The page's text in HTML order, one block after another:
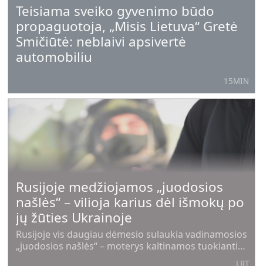
Teisiama sveiko gyvenimo būdo
propaguotoja, „Misis Lietuva“ Gretė
Smičiūtė: neblaivi apsivertė
automobiliu
15MIN
Rusijoje medžiojamos „juodosios
našlės“ – vilioja karius dėl išmokų po
jų žūties Ukrainoje
Rusijoje vis daugiau dėmesio sulaukia vadinamosios
„juodosios našlės“ – moterys kaltinamos tuokiantis
su į karą Ukrainoje siunčiamais kariais dėl pinigų irLRT